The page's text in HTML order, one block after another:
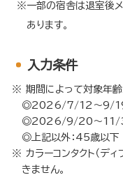
一部の宿舎は退室後
あります。
入力条件
期間によって対象年齢
◎2026/7/12～9/19
◎2026/9/20～11/
◎上記以外：45歳以下
カラーコンタクト（デ
きません。